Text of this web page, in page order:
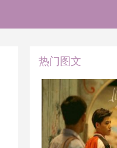
热门图文